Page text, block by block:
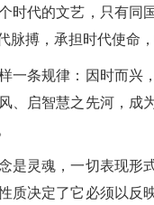
时代的文艺，只有同
脉搏，承担时代使命
条规律：因时而兴
、启智慧之先河，成
灵魂，一切表现形
质决定了它必须以反